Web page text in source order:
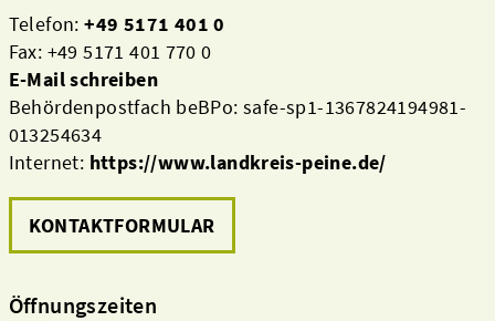
Telefon:+49 5171 401 0
Fax: +49 5171 401 770 0
E-Mail schreiben
Behördenpostfach beBPo: safe-sp1-1367824194981-
013254634
Internet: https://www.landkreis-peine.de/
KONTAKTFORMULAR
Öffnungszeiten